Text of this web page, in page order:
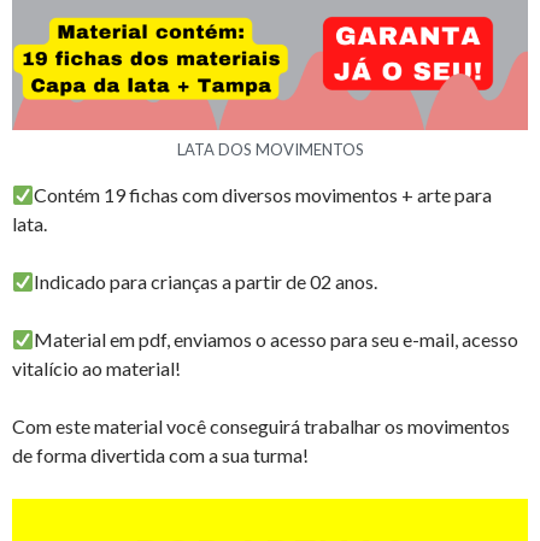
LATA DOS MOVIMENTOS
Contém 19 fichas com diversos movimentos + arte para
lata.
Indicado para crianças a partir de 02 anos.
Material em pdf, enviamos o acesso para seu e-mail, acesso
vitalício ao material!
Com este material você conseguirá trabalhar os movimentos
de forma divertida com a sua turma!